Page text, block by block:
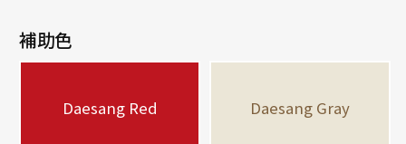
補助色
Daesang Red Daesang Gray